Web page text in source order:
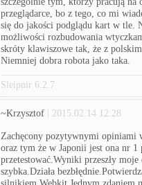
przeglądarce, bo z tego, co mi
się do jakości podglądu kart w tle.
możliwości rozbudowania
skróty klawiszowe tak, że z
Niemniej dobra robota jako taka.
Sleipnir 6.2.7
~Krzysztof | 2015.02.14 12:28
Zachęcony pozytywnymi opiniami
oraz tym że w Japonii jest ona nr 1
przetestować.Wyniki przeszły moje
szybka.Działa